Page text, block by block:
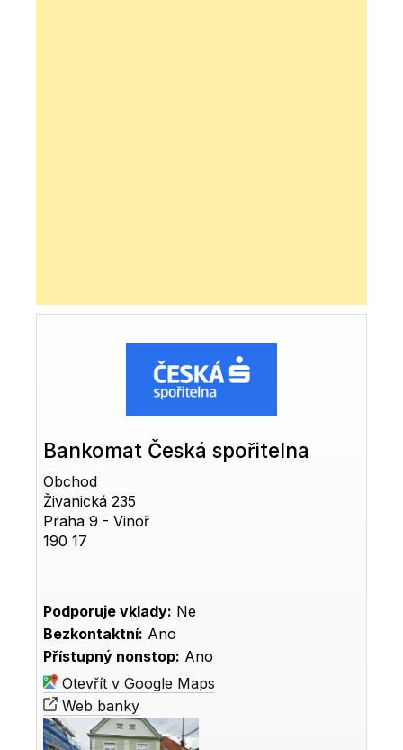
Bankomat Česká spořitelna
Obchod
Živanická 235
Praha 9 - Vinoř
190 17
Podporuje vklady: Ne
Bezkontaktní: Ano
Přístupný nonstop: Ano
Otevřít v Google Maps
Web banky